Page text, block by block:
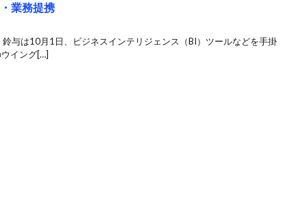
業務提携
与は10月1日、ビジネスインテリジェンス（BI）ツールなどを手掛
イング[…]